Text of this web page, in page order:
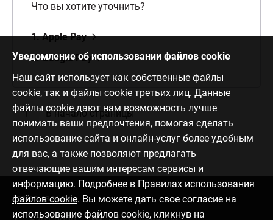
Что вы хотите уточнить?
1. Apple Pay
2. Google Pay
В начало страницы
Уведомление об использовании файлов cookie
Наш сайт использует как собственные файлы
cookie, так и файлы cookie третьих лиц. Данные
файлы cookie дают нам возможность лучше
понимать ваши предпочтения, помогая сделать
использование сайта и онлайн-услуг более удобным
для вас, а также позволяют предлагать
отвечающие вашим интересам сервисы и
информацию. Подробнее в Правилах использования
файлов cookie. Вы можете дать свое согласие на
использование файлов cookie, кликнув на
Связаться с нами